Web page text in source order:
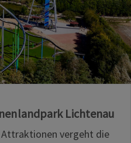
Lichtenau
Attraktionen vergeht die